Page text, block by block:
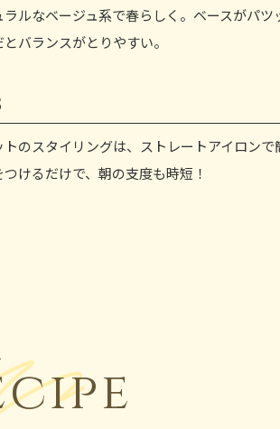
ルなベージュ系で春らしく。ベースがパ
バランスがとりやすい。
トのスタイリングは、ストレートアイロン
けるだけで、朝の支度も時短！